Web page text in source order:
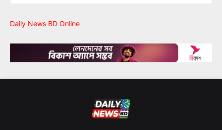
Daily News BD Online